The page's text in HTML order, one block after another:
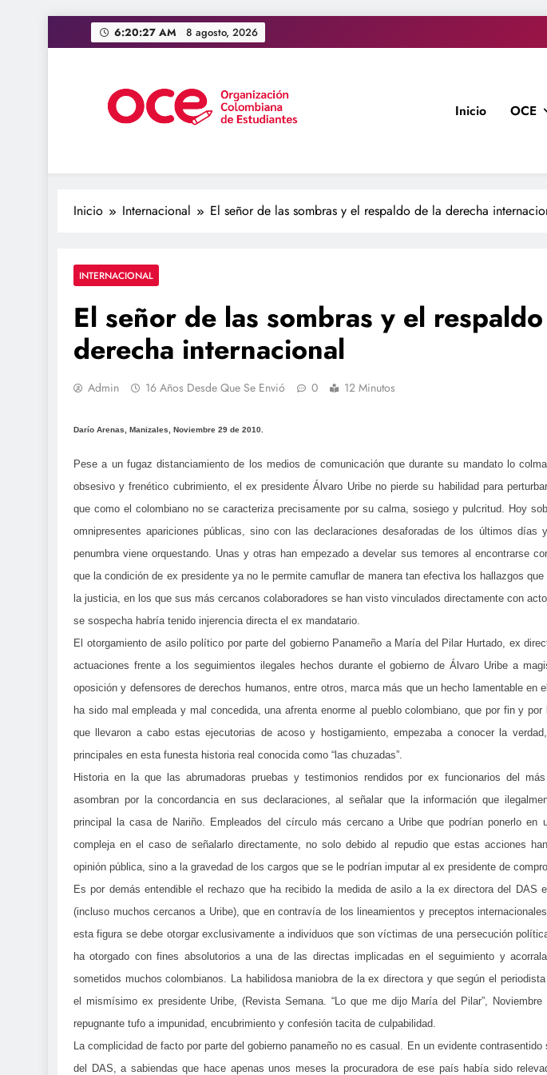
al
6:20:28 AM 8 agosto, 2026
OCE Colombia
Inicio OCE
Inicio Internacional El señor de las sombras y el respaldo de la derecha
INTERNACIONAL
El señor de las sombras y el
derecha internacional
Admin 16 Años Desde Que Se Envió 0 12 Minutos
Darío Arenas, Manizales, Noviembre 29 de 2010.
Pese a un fugaz distanciamiento de los medios de comunicación que durante su mandato lo
obsesivo y frenético cubrimiento, el ex presidente Álvaro Uribe no pierde su habilidad para
que como el colombiano no se caracteriza precisamente por su calma, sosiego y pulcritud. Hoy
omnipresentes apariciones públicas, sino con las declaraciones desaforadas de los últimos
penumbra viene orquestando. Unas y otras han empezado a develar sus temores al encontrarse
que la condición de ex presidente ya no le permite camuflar de manera tan efectiva los hallazgos
la justicia, en los que sus más cercanos colaboradores se han visto vinculados directamente con
se sospecha habría tenido injerencia directa el ex mandatario.
El otorgamiento de asilo político por parte del gobierno Panameño a María del Pilar Hurtado, ex
actuaciones frente a los seguimientos ilegales hechos durante el gobierno de Álvaro Uribe a
oposición y defensores de derechos humanos, entre otros, marca más que un hecho lamentable en
ha sido mal empleada y mal concedida, una afrenta enorme al pueblo colombiano, que por fin y
que llevaron a cabo estas ejecutorias de acoso y hostigamiento, empezaba a conocer la
principales en esta funesta historia real conocida como “las chuzadas”.
Historia en la que las abrumadoras pruebas y testimonios rendidos por ex funcionarios del
asombran por la concordancia en sus declaraciones, al señalar que la información que
principal la casa de Nariño. Empleados del círculo más cercano a Uribe que podrían ponerlo en
compleja en el caso de señalarlo directamente, no solo debido al repudio que estas acciones
opinión pública, sino a la gravedad de los cargos que se le podrían imputar al ex presidente de
Es por demás entendible el rechazo que ha recibido la medida de asilo a la ex directora del DAS
(incluso muchos cercanos a Uribe), que en contravía de los lineamientos y preceptos
esta figura se debe otorgar exclusivamente a individuos que son víctimas de una persecución
ha otorgado con fines absolutorios a una de las directas implicadas en el seguimiento y
sometidos muchos colombianos. La habilidosa maniobra de la ex directora y que según el
el mismísimo ex presidente Uribe, (Revista Semana. “Lo que me dijo María del Pilar”,
repugnante tufo a impunidad, encubrimiento y confesión tacita de culpabilidad.
La complicidad de facto por parte del gobierno panameño no es casual. En un evidente
del DAS, a sabiendas que hace apenas unos meses la procuradora de ese país había sido